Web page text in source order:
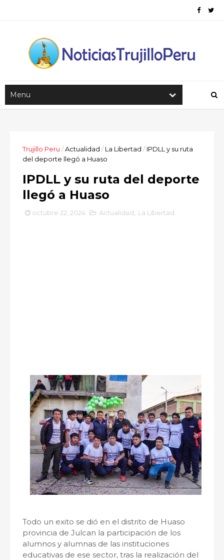
Trujillo Peru /Actualidad / La Libertad / IPDLL y su ruta
del deporte llegó a Huaso
IPDLL y su ruta del deporte
llegó a Huaso
octubre 22, 2024 Actualidad La Libertad
Todo un exito se dió en el distrito de Huaso
provincia de Julcan la participación de los
alumnos y alumnas de las instituciones
educativas de ese sector, tras la realización del